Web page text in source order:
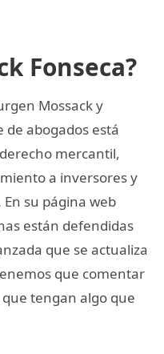
Fonseca?
Mossack y
de abogados está
mercantil,
a inversores y
su página web
están defendidas
que se actualiza
que comentar
tengan algo que